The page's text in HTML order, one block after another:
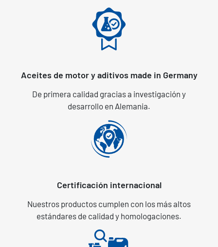
Aceites de motor y aditivos made in Germany
De primera calidad gracias a investigación y
desarrollo en Alemania.
Certificación internacional
Nuestros productos cumplen con los más altos
estándares de calidad y homologaciones.